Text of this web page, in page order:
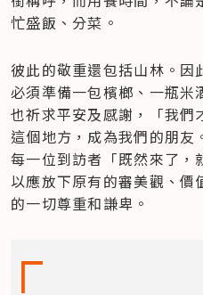
忙盛飯、分菜。
彼此的敬重還包括山林。因
必須準備一包檳榔、一瓶米
也祈求平安及感謝，「我們
這個地方，成為我們的朋友
每一位到訪者「既然來了，
以應放下原有的審美觀、價
的一切尊重和謙卑。